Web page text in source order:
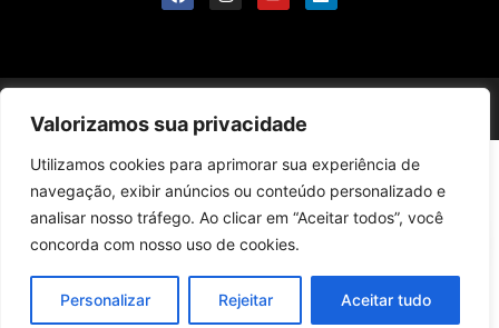
Valorizamos sua privacidade
Utilizamos cookies para aprimorar sua experiência de
navegação, exibir anúncios ou conteúdo personalizado e
analisar nosso tráfego. Ao clicar em “Aceitar todos”, você
concorda com nosso uso de cookies.
Personalizar Rejeitar Aceitar tudo